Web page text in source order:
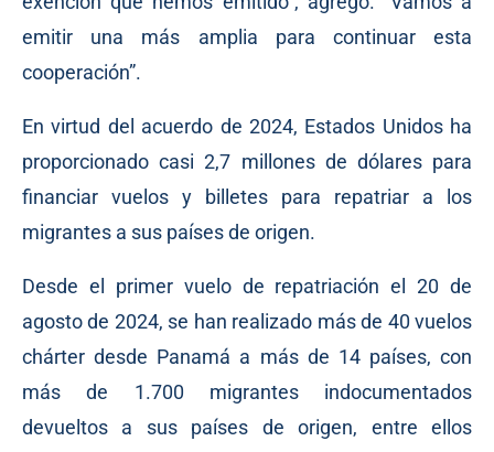
emitir una más amplia para continuar esta
cooperación”.
En virtud del acuerdo de 2024, Estados Unidos ha
proporcionado casi 2,7 millones de dólares para
financiar vuelos y billetes para repatriar a los
migrantes a sus países de origen.
Desde el primer vuelo de repatriación el 20 de
agosto de 2024, se han realizado más de 40 vuelos
chárter desde Panamá a más de 14 países, con
más de 1.700 migrantes indocumentados
devueltos a sus países de origen, entre ellos